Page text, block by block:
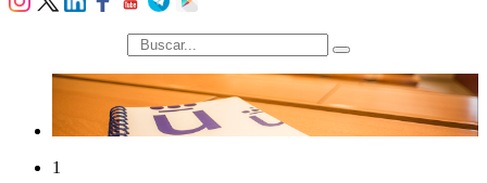
búsqueda
1